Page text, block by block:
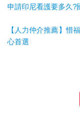
申請印尼看護要多久?
【人力仲介推薦】惜
心首選